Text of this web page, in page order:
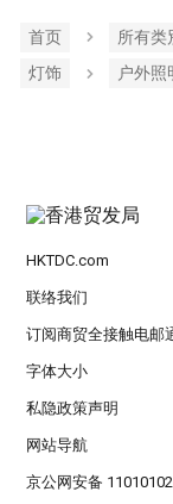
首页 所有类
灯饰
户外照
HKTDC.com
联络我们
订阅商贸全接触电邮
字体大小
私隐政策声明
网站导航
京公网安备